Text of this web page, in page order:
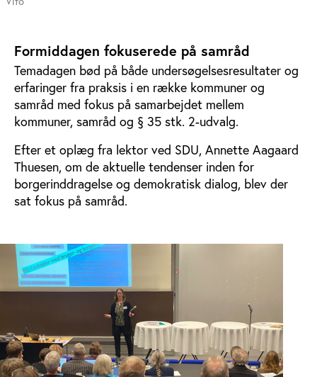
Formiddagen fokuserede på samråd
Temadagen bød på både undersøgelsesresultater og
erfaringer fra praksis i en række kommuner og
samråd med fokus på samarbejdet mellem
kommuner, samråd og § 35 stk. 2-udvalg.
Efter et oplæg fra lektor ved SDU, Annette Aagaard
Thuesen, om de aktuelle tendenser inden for
borgerinddragelse og demokratisk dialog, blev der
sat fokus på samråd.